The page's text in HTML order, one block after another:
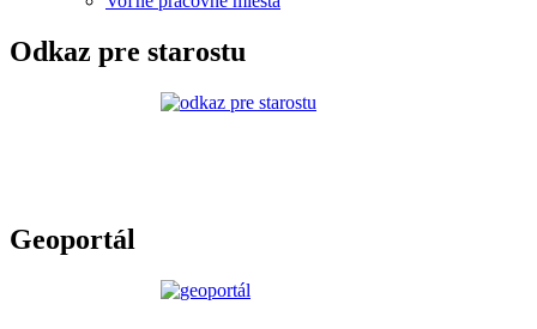
Odkaz pre starostu
Geoportál